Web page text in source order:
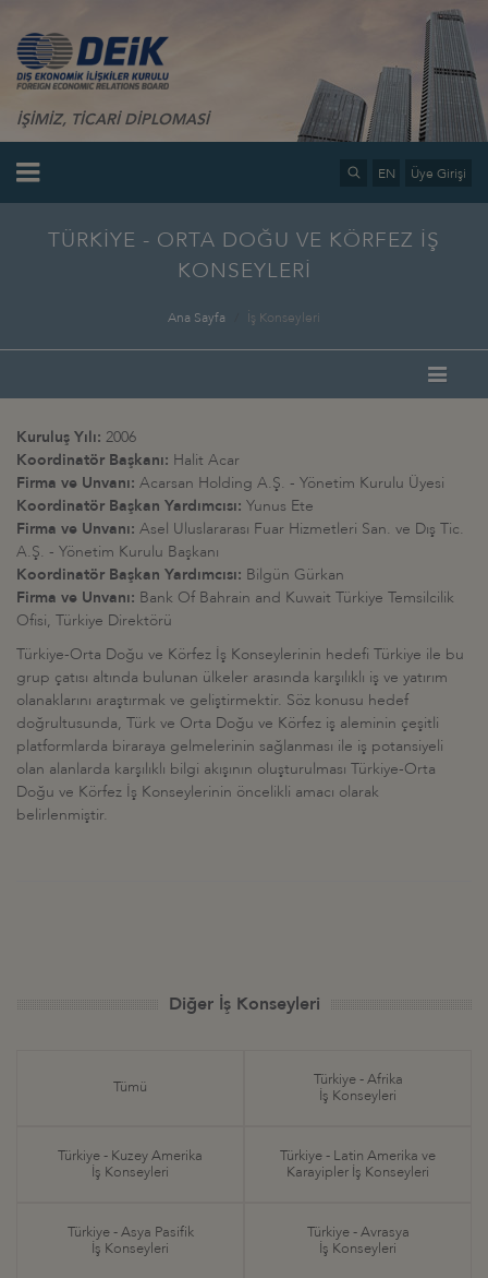
İŞİMİZ, TİCARİ DİPLOMASİ
EN Üye Girişi
TÜRKİYE - ORTA DOĞU VE KÖRFEZ İŞ
KONSEYLERİ
Ana Sayfa İş Konseyleri
Kuruluş Yılı: 2006
Koordinatör Başkanı: Halit Acar
Firma ve Unvanı: Acarsan Holding A.Ş. - Yönetim Kurulu Üyesi
Koordinatör Başkan Yardımcısı: Yunus Ete
Firma ve Unvanı: Asel Uluslararası Fuar Hizmetleri San. ve Dış Tic.
A.Ş. - Yönetim Kurulu Başkanı
Koordinatör Başkan Yardımcısı: Bilgün Gürkan
Firma ve Unvanı: Bank Of Bahrain and Kuwait Türkiye Temsilcilik
Ofisi, Türkiye Direktörü
Türkiye-Orta Doğu ve Körfez İş Konseylerinin hedefi Türkiye ile bu
grup çatısı altında bulunan ülkeler arasında karşılıklı iş ve yatırım
olanaklarını araştırmak ve geliştirmektir. Söz konusu hedef
doğrultusunda, Türk ve Orta Doğu ve Körfez iş aleminin çeşitli
platformlarda biraraya gelmelerinin sağlanması ile iş potansiyeli
olan alanlarda karşılıklı bilgi akışının oluşturulması Türkiye-Orta
Doğu ve Körfez İş Konseylerinin öncelikli amacı olarak
belirlenmiştir.
Diğer İş Konseyleri
Tümü
Türkiye - Afrika
İş Konseyleri
Türkiye - Kuzey Amerika
İş Konseyleri
Türkiye - Latin Amerika ve
Karayipler İş Konseyleri
Türkiye - Asya Pasifik
İş Konseyleri
Türkiye - Avrasya
İş Konseyleri